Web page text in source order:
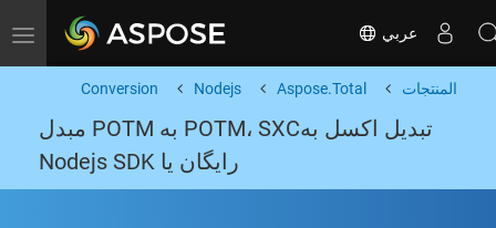
Toggle navigation عربي
المنتجات Aspose.Total
Nodejs
Conversion
تبدیل اکسل بهPOTM، SXC به POTM مبدل
رایگان یا Nodejs SDK